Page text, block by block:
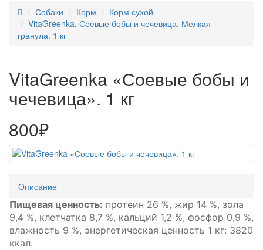
Собаки Корм
Корм сухой
VitaGreenka. Соевые бобы и чечевица. Мелкая
гранула. 1 кг
VitaGreenka «Соевые бобы и
чечевица». 1 кг
800₽
Описание
Пищевая ценность: протеин 26 %, жир 14 %, зола
9,4 %, клетчатка 8,7 %, кальций 1,2 %, фосфор 0,9 %,
влажность 9 %, энергетическая ценность 1 кг: 3820
ккал.